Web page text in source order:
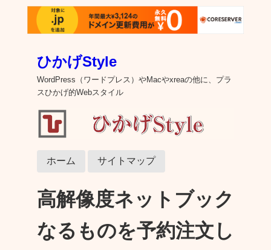
ひかげStyle
WordPress（ワードプレス）やMacやxreaの他に、プラ
スひかげ的Webスタイル
ホーム サイトマップ
高解像度ネットブック
なるものを予約注文し